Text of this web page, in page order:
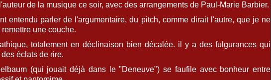
l'auteur de la musique ce soir, avec des arrangements de Paul-Marie Barbier.
entendu parler de l'argumentaire, du pitch, comme dirait l'autre, que je ne
une couche.
totalement en déclinaison bien décalée. il y a des fulgurances qui
éclats de rire.
(qui jouait déjà dans le "Deneuve") se faufile avec bonheur entre